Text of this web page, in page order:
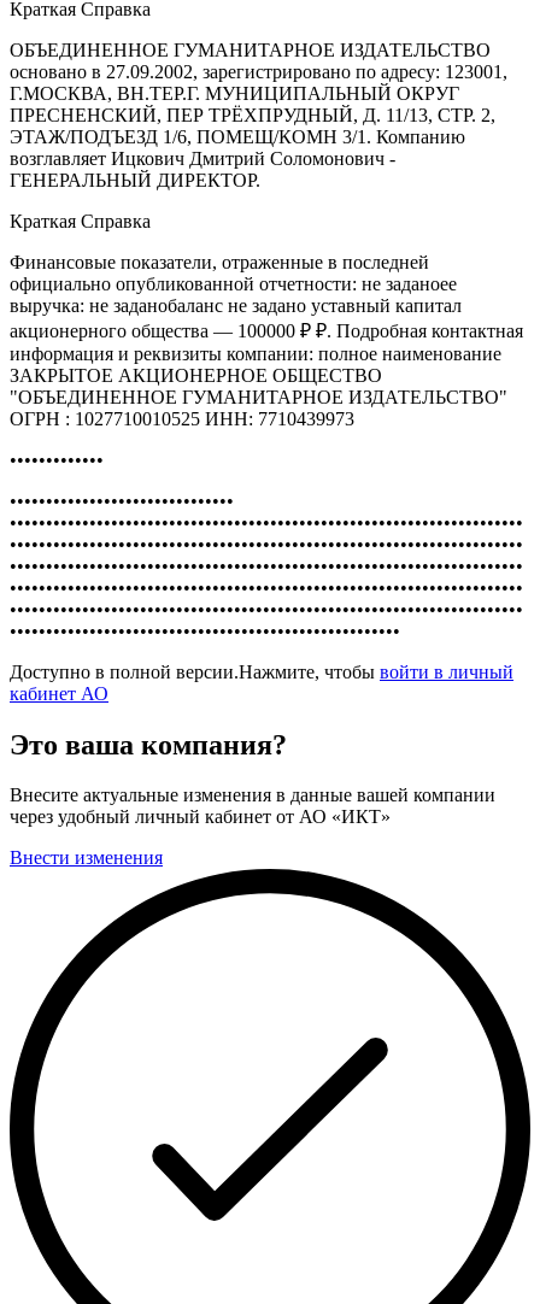
Краткая Справка
ОБЪЕДИНЕННОЕ ГУМАНИТАРНОЕ ИЗДАТЕЛЬСТВО
основано в 27.09.2002, зарегистрировано по адресу: 123001,
Г.МОСКВА, ВН.ТЕР.Г. МУНИЦИПАЛЬНЫЙ ОКРУГ
ПРЕСНЕНСКИЙ, ПЕР ТРЁХПРУДНЫЙ, Д. 11/13, СТР. 2,
ЭТАЖ/ПОДЪЕЗД 1/6, ПОМЕЩ/КОМН 3/1. Компанию
возглавляет Ицкович Дмитрий Соломонович -
ГЕНЕРАЛЬНЫЙ ДИРЕКТОР.
Краткая Справка
Финансовые показатели, отраженные в последней
официально опубликованной отчетности: не заданоее
выручка: не заданобаланс не задано уставный капитал
акционерного общества — 100000 ₽ ₽. Подробная контактная
информация и реквизиты компании: полное наименование
ЗАКРЫТОЕ АКЦИОНЕРНОЕ ОБЩЕСТВО
"ОБЪЕДИНЕННОЕ ГУМАНИТАРНОЕ ИЗДАТЕЛЬСТВО"
ОГРН : 1027710010525 ИНН: 7710439973
•••••••••••••
•••••••••••••••••••••••••••••••
•••••••••••••••••••••••••••••••••••••••••••••••••••••••••••••••••••••••
•••••••••••••••••••••••••••••••••••••••••••••••••••••••••••••••••••••••
•••••••••••••••••••••••••••••••••••••••••••••••••••••••••••••••••••••••
•••••••••••••••••••••••••••••••••••••••••••••••••••••••••••••••••••••••
•••••••••••••••••••••••••••••••••••••••••••••••••••••••••••••••••••••••
••••••••••••••••••••••••••••••••••••••••••••••••••••••
Доступно в полной версии.Нажмите, чтобы войти в личный
кабинет АО
Это ваша компания?
Внесите актуальные изменения в данные вашей компании
через удобный личный кабинет от АО «ИКТ»
Внести изменения